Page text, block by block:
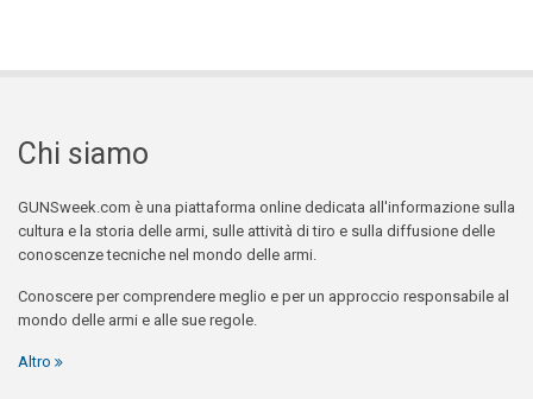
Chi siamo
GUNSweek.com è una piattaforma online dedicata all'informazione sulla
cultura e la storia delle armi, sulle attività di tiro e sulla diffusione delle
conoscenze tecniche nel mondo delle armi.
Conoscere per comprendere meglio e per un approccio responsabile al
mondo delle armi e alle sue regole.
Altro